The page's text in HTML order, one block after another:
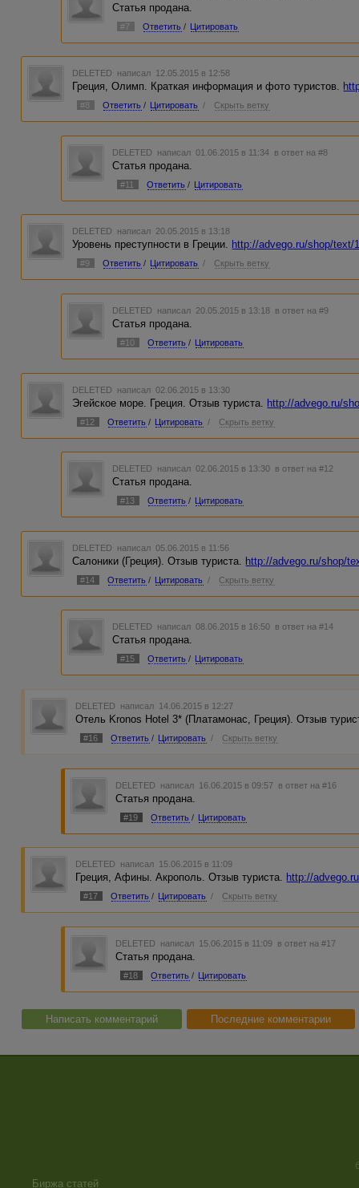
Статья продана.
#7 Ответить / Цитировать
DELETED написал 12.05.2015 в 12:58
Греция, Олимп. Краткая информация и фото туристов.
#8 Ответить / Цитировать / Скрыть ветку
DELETED написал 01.06.2015 в 11:34 в ответ на #8
Статья продана.
#11 Ответить / Цитировать
DELETED написал 20.05.2015 в 13:18
Уровень преступности в Греции. http://advego.ru/shop/text/
#9 Ответить / Цитировать / Скрыть ветку
DELETED написал 20.05.2015 в 13:18 в ответ на #9
Статья продана.
#10 Ответить / Цитировать
DELETED написал 02.06.2015 в 13:30
Эгейское море. Греция. Отзыв туриста. http://advego.ru/
#12 Ответить / Цитировать / Скрыть ветку
DELETED написал 02.06.2015 в 13:30 в ответ на #12
Статья продана.
#13 Ответить / Цитировать
DELETED написал 05.06.2015 в 11:56
Салоники (Греция). Отзыв туриста. http://advego.ru/shop/
#14 Ответить / Цитировать / Скрыть ветку
DELETED написал 08.06.2015 в 16:50 в ответ на #14
Статья продана.
#15 Ответить / Цитировать
DELETED написал 14.06.2015 в 12:27
Отель Kronos Hotel 3* (Платамонас, Греция). Отзыв
#16 Ответить / Цитировать / Скрыть ветку
DELETED написал 16.06.2015 в 09:57 в ответ на #16
Статья продана.
#19 Ответить / Цитировать
DELETED написал 15.06.2015 в 11:09
Греция, Афины. Акрополь. Отзыв туриста. http://
#17 Ответить / Цитировать / Скрыть ветку
DELETED написал 15.06.2015 в 11:09 в ответ на #17
Статья продана.
#18 Ответить / Цитировать
Написать комментарий Последние комментарии
Биржа статей